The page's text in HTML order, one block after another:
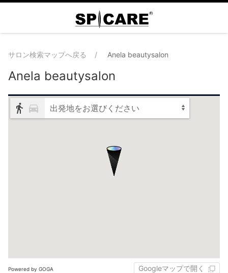
サロン検索マップへ戻る Anela beautysalon
Anela beautysalon
出発地をお選びください
Powered by GOGA Googleマップで開く